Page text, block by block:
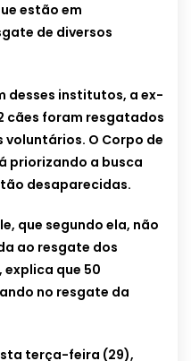
estão em
de diversos
desses institutos, a ex-
cães foram resgatados
O Corpo de
priorizando a busca
desaparecidas.
que segundo ela, não
ao resgate dos
explica que 50
no resgate da
terça-feira (29),